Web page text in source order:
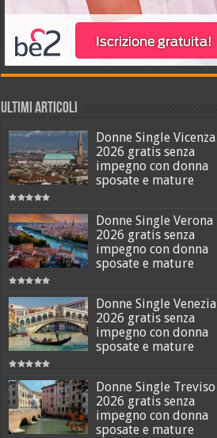
ULTIMI ARTICOLI
Donne Single Vicenza
2026 gratis senza
impegno con donna
sposate e mature
Donne Single Verona
2026 gratis senza
impegno con donna
sposate e mature
Donne Single Venezia
2026 gratis senza
impegno con donna
sposate e mature
Donne Single Treviso
2026 gratis senza
impegno con donna
sposate e mature